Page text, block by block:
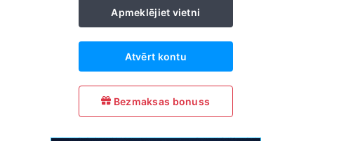
Apmeklējiet vietni
Atvērt kontu
Bezmaksas bonuss